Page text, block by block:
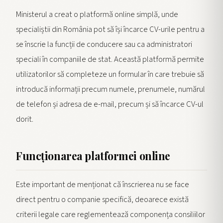
Ministerul a creat o platformă online simplă, unde
specialiștii din România pot să își încarce CV-urile pentru a
se înscrie la funcții de conducere sau ca administratori
speciali în companiile de stat. Această platformă permite
utilizatorilor să completeze un formular în care trebuie să
introducă informații precum numele, prenumele, numărul
de telefon și adresa de e-mail, precum și să încarce CV-ul
dorit.
Funcționarea platformei online
Este important de menționat că înscrierea nu se face
direct pentru o companie specifică, deoarece există
criterii legale care reglementează componența consiliilor